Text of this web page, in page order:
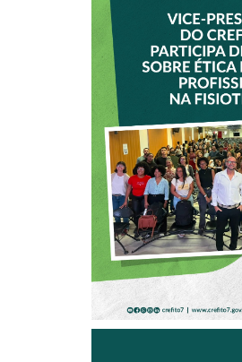
VICE-
DO
OFICINA
ÉTICA E